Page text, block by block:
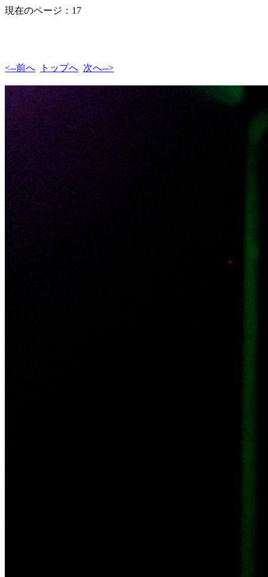
現在のページ：17
<--前へ トップへ 次へ-->